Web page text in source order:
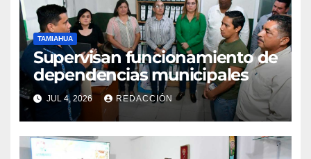
TAMIAHUA
Supervisan funcionamiento de
dependencias municipales
JUL 4, 2026 REDACCIÓN